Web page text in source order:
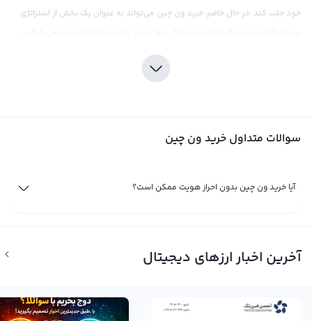
خود جلب کند. در حال حاضر، خرید ون چین می‌تواند به عنوان یک بخش از استراتژی
شما می‌توانید به راحتی ون چین خریداری کنید و از آخرین تحولات بازار ارزهای دیجیتال
اطلاعات به روز صرافی رابکس، شما می‌توانید بهترین تصمیم را بگیرید و با خرید ون
اگر قصد سرمایه‌گذاری در این ارز را دارید، باید دقت کنید و با مشورت با متخصصان
ون چین باید حواشی و اخبار فاندامنتال را مطالعه کنید. در صورتی که شرایط مناسب
سوالات متداول خرید ون چین
آیا خرید ون چین بدون احراز هویت ممکن است؟
آخرین اخبار ارزهای دیجیتال